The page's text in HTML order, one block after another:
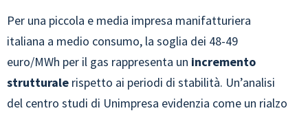
Per una piccola e media impresa manifatturiera
italiana a medio consumo, la soglia dei 48-49
euro/MWh per il gas rappresenta un incremento
strutturale rispetto ai periodi di stabilità. Un’analisi
del centro studi di Unimpresa evidenzia come un rialzo